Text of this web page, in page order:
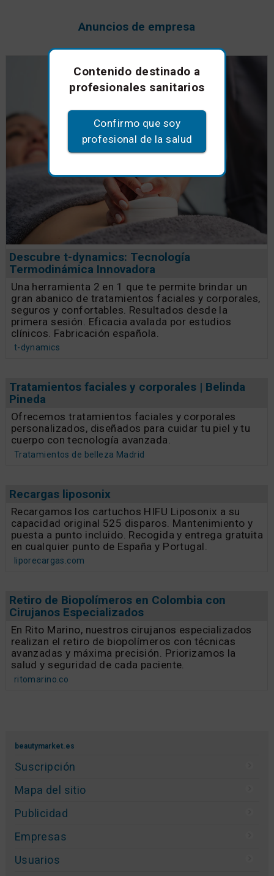
Anuncios de empresa
Descubre t-dynamics: Tecnología
Termodinámica Innovadora
Una herramienta 2 en 1 que te permite brindar un
gran abanico de tratamientos faciales y corporales,
seguros y confortables. Resultados desde la
primera sesión. Eficacia avalada por estudios
clínicos. Fabricación española.
t-dynamics
Tratamientos faciales y corporales | Belinda
Pineda
Ofrecemos tratamientos faciales y corporales
personalizados, diseñados para cuidar tu piel y tu
cuerpo con tecnología avanzada.
Tratamientos de belleza Madrid
Recargas liposonix
Recargamos los cartuchos HIFU Liposonix a su
capacidad original 525 disparos. Mantenimiento y
puesta a punto incluido. Recogida y entrega gratuita
en cualquier punto de España y Portugal.
liporecargas.com
Retiro de Biopolímeros en Colombia con
Cirujanos Especializados
En Rito Marino, nuestros cirujanos especializados
realizan el retiro de biopolímeros con técnicas
avanzadas y máxima precisión. Priorizamos la
salud y seguridad de cada paciente.
ritomarino.co
beautymarket.es
Suscripción
Mapa del sitio
Publicidad
Empresas
Usuarios
Contenido destinado a
profesionales sanitarios
Confirmo que soy
profesional de la salud